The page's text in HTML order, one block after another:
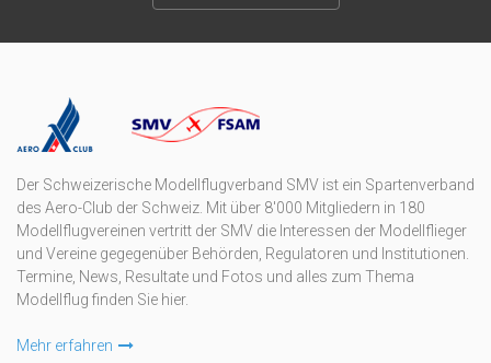
Der Schweizerische Modellflugverband SMV ist ein Spartenverband
des Aero-Club der Schweiz. Mit über 8'000 Mitgliedern in 180
Modellflugvereinen vertritt der SMV die Interessen der Modellflieger
und Vereine gegegenüber Behörden, Regulatoren und Institutionen.
Termine, News, Resultate und Fotos und alles zum Thema
Modellflug finden Sie hier.
Mehr erfahren